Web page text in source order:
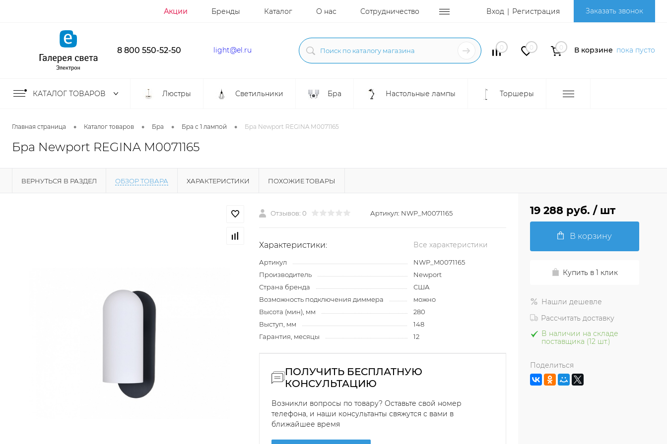
Акции Бренды Каталог О нас Сотрудничество Вход Регистрация Заказать звонок
8 800 550-52-50 light@el.ru 0 0 0 В корзине пока пусто
КАТАЛОГ ТОВАРОВ Люстры Светильники Бра Настольные лампы Торшеры
Главная страница • Каталог товаров • Бра • Бра с 1 лампой • Бра Newport REGINA М0071165
Бра Newport REGINA М0071165
ВЕРНУТЬСЯ В РАЗДЕЛ ОБЗОР ТОВАРА ХАРАКТЕРИСТИКИ ПОХОЖИЕ ТОВАРЫ
Отзывов: 0 Артикул: NWP_M0071165
Характеристики: Все характеристики
Артикул
NWP_M0071165
Производитель
Newport
Страна бренда
США
Возможность подключения диммера
можно
Высота (мин), мм
280
Выступ, мм
148
Гарантия, месяцы
12
ПОЛУЧИТЬ БЕСПЛАТНУЮ
КОНСУЛЬТАЦИЮ
Возникли вопросы по товару? Оставьте свой номер
телефона, и наши консультанты свяжутся с вами в
ближайшее время
19 288 руб. / шт
В корзину
Купить в 1 клик
Нашли дешевле
Рассчитать доставку
В наличии на складе
поставщика (12 шт.)
Поделиться